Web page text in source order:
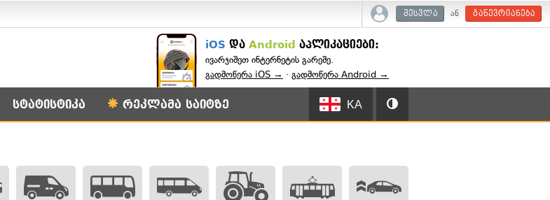
შესვლა ან გაწევრიანება
iOS და Android აპლიკაციები:
ივარჯიშეთ ინტერნეტის გარეშე.
გადმოწერა iOS → · გადმოწერა Android →
სტატისტიკა რეკლამა საიტზე KA